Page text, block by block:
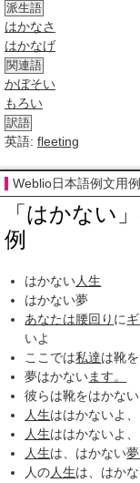
派生語
はかなさ
はかなげ
関連語
かぼそい
もろい
訳語
英語: fleeting
Weblio日本語例文用
「はかない
例
はかない人生
はかない夢
あなたは腰回り に
いよ
ここでは私達は靴
夢はかないます。
彼らは靴をはかない
人生ははかないよ
人生ははかないよ
人生は、はかない
人の人生は、はかな